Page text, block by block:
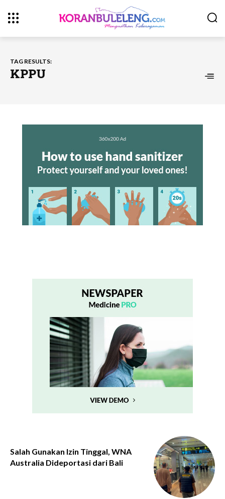
TAG RESULTS:
KPPU
Salah Gunakan Izin Tinggal, WNA
Australia Dideportasi dari Bali